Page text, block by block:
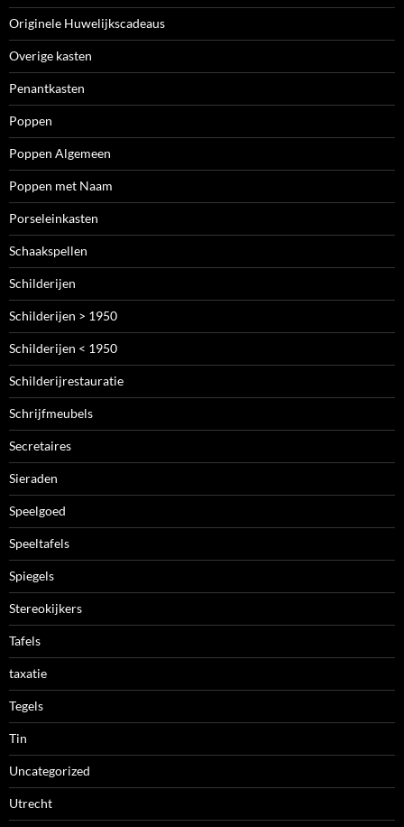
Originele Huwelijkscadeaus
Overige kasten
Penantkasten
Poppen
Poppen Algemeen
Poppen met Naam
Porseleinkasten
Schaakspellen
Schilderijen
Schilderijen > 1950
Schilderijen < 1950
Schilderijrestauratie
Schrijfmeubels
Secretaires
Sieraden
Speelgoed
Speeltafels
Spiegels
Stereokijkers
Tafels
taxatie
Tegels
Tin
Uncategorized
Utrecht